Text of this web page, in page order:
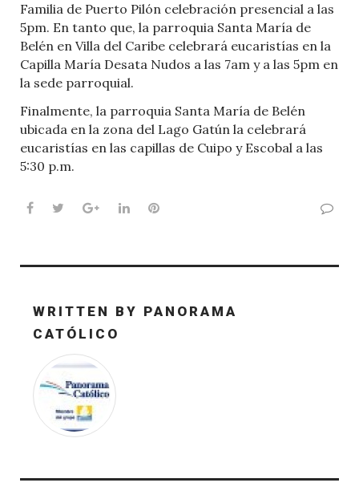
Familia de Puerto Pilón celebración presencial a las
5pm. En tanto que, la parroquia Santa María de
Belén en Villa del Caribe celebrará eucaristías en la
Capilla María Desata Nudos a las 7am y a las 5pm en
la sede parroquial.
Finalmente, la parroquia Santa María de Belén
ubicada en la zona del Lago Gatún la celebrará
eucaristías en las capillas de Cuipo y Escobal a las
5:30 p.m.
Facebook
TwitterGoogle+LinkedInPinterest
WRITTEN BY PANORAMA
CATÓLICO